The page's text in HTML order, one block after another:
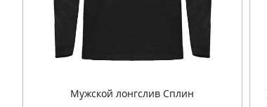
Мужской лонгслив Сплин